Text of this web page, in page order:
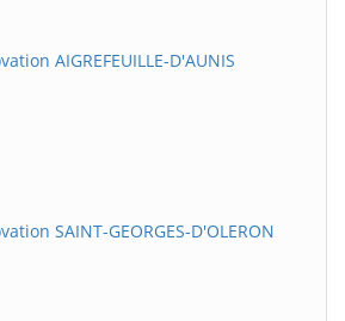
AIGREFEUILLE-D'AUNIS
SAINT-GEORGES-D'OLERON